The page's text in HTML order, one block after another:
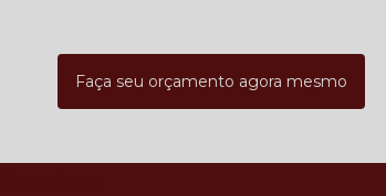
Faça seu orçamento agora mesmo